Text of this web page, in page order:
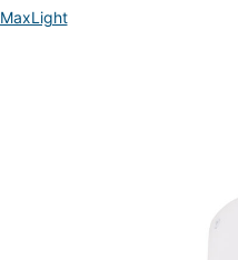
MaxLight